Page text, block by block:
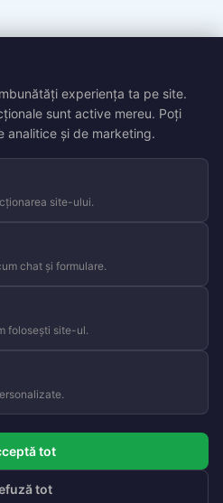
experiența ta pe site.
sunt active mereu. Poți
analitice și de marketing.
site-ului.
chat și formulare.
folosești site-ul.
tot
tot